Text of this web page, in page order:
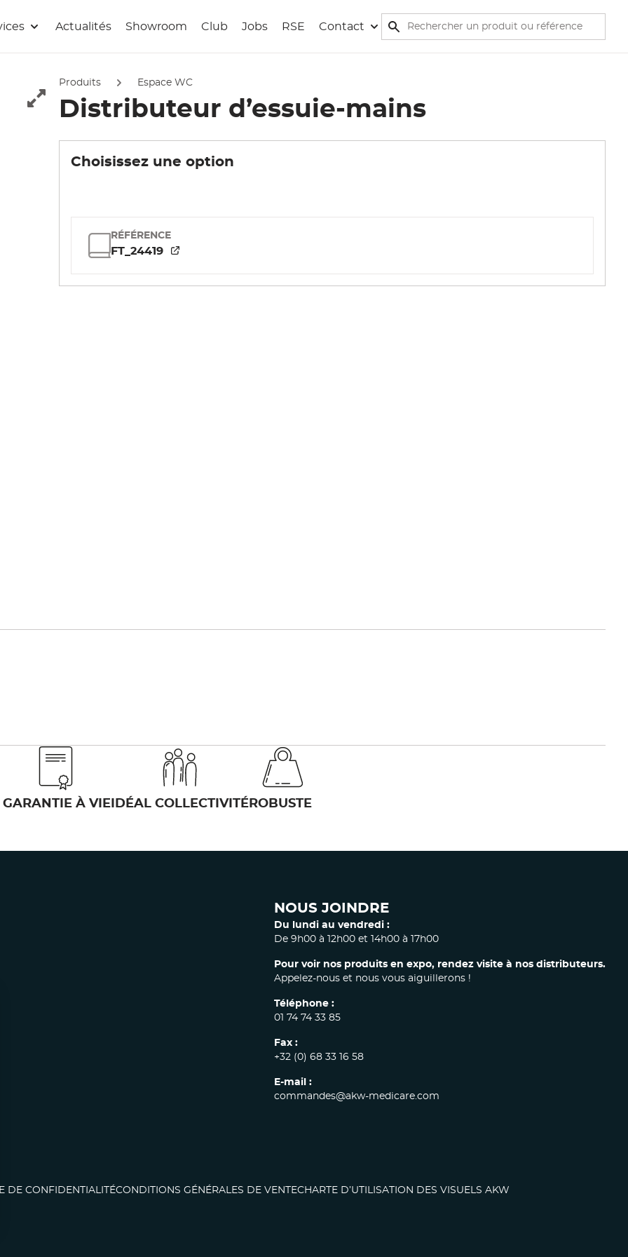
Actualités Showroom Club Jobs RSE Contact
Rechercher
Rechercher
Afficher l'image en pleine écran
Produits Espace WC
Distributeur d’essuie-mains
Choisissez une option
RÉFÉRENCE
FT_24419
GARANTIE À VIEIDÉAL COLLECTIVITÉROBUSTE
NOUS JOINDRE
Du lundi au vendredi :
De 9h00 à 12h00 et 14h00 à 17h00
Pour voir nos produits en expo, rendez visite à nos distributeurs.
Appelez-nous et nous vous aiguillerons !
Téléphone :
01 74 74 33 85
Fax :
+32 (0) 68 33 16 58
E-mail :
commandes@akw-medicare.com
DE CONFIDENTIALITÉCONDITIONS GÉNÉRALES DE VENTECHARTE D’UTILISATION DES VISUELS AKW